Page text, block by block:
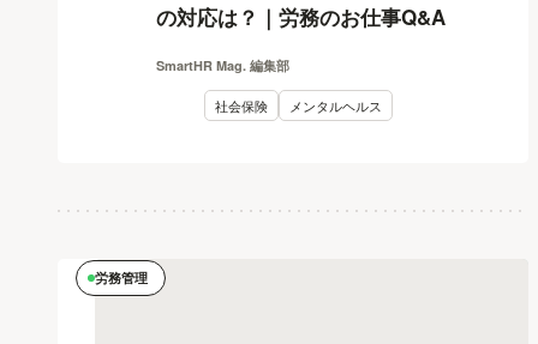
の対応は？｜労務のお仕事Q&A
SmartHR Mag. 編集部
社会保険 メンタルヘルス
労務管理